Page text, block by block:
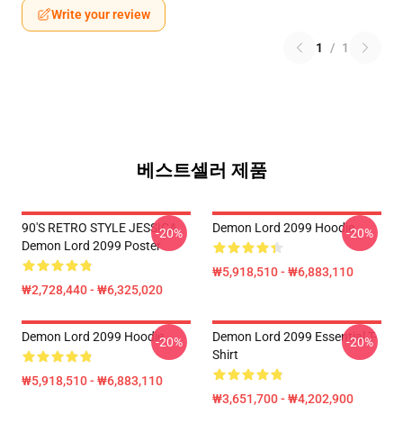
Write your review
1 / 1
베스트셀러 제품
90'S RETRO STYLE JESSICA
Demon Lord 2099 Poster
₩2,728,440 - ₩6,325,020
-20% Demon Lord 2099 Hoodie
₩5,918,510 - ₩6,883,110
-20%
Demon Lord 2099 Hoodie
₩5,918,510 - ₩6,883,110
-20%
Demon Lord 2099 Essential T-
Shirt
₩3,651,700 - ₩4,202,900
-20%